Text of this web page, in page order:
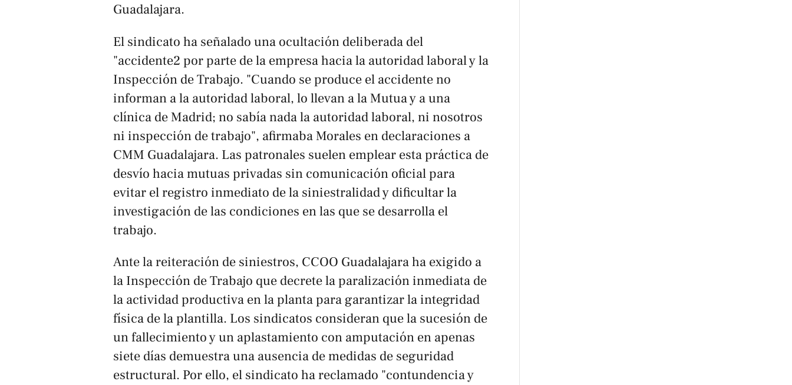
Guadalajara.
El sindicato ha señalado una ocultación deliberada del
"accidente2 por parte de la empresa hacia la autoridad laboral y la
Inspección de Trabajo. "Cuando se produce el accidente no
informan a la autoridad laboral, lo llevan a la Mutua y a una
clínica de Madrid; no sabía nada la autoridad laboral, ni nosotros
ni inspección de trabajo", afirmaba Morales en declaraciones a
CMM Guadalajara. Las patronales suelen emplear esta práctica de
desvío hacia mutuas privadas sin comunicación oficial para
evitar el registro inmediato de la siniestralidad y dificultar la
investigación de las condiciones en las que se desarrolla el
trabajo.
Ante la reiteración de siniestros, CCOO Guadalajara ha exigido a
la Inspección de Trabajo que decrete la paralización inmediata de
la actividad productiva en la planta para garantizar la integridad
física de la plantilla. Los sindicatos consideran que la sucesión de
un fallecimiento y un aplastamiento con amputación en apenas
siete días demuestra una ausencia de medidas de seguridad
estructural. Por ello, el sindicato ha reclamado "contundencia y